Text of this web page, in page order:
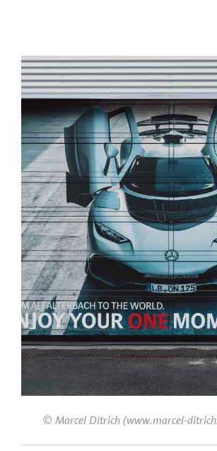
© Marcel Ditrich (www.marcel-